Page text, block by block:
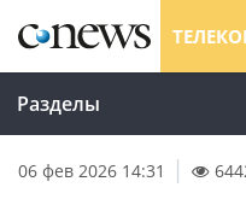
Разделы
06 фев 2026 14:31